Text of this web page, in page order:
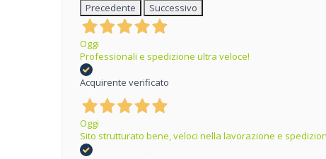
Precedente
Successivo
Oggi
Professionali e spedizione ultra veloce!
Acquirente verificato
Oggi
Sito strutturato bene, veloci nella lavorazione e